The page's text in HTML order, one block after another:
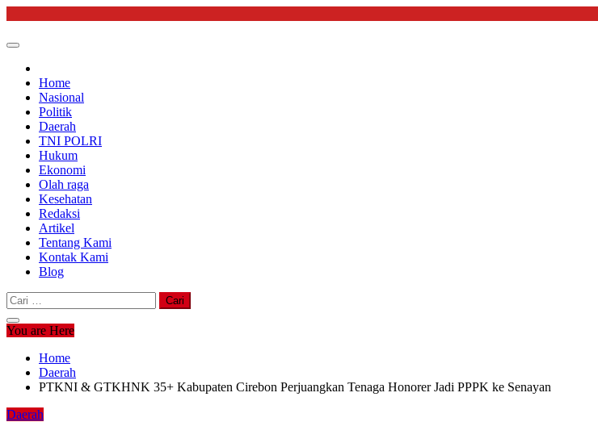
content
Home
Nasional
Politik
Daerah
TNI POLRI
Hukum
Ekonomi
Olah raga
Kesehatan
Redaksi
Artikel
Tentang Kami
Kontak Kami
Blog
Cari
untuk:
You are Here
Home
Daerah
PTKNI & GTKHNK 35+ Kabupaten Cirebon Perjuangkan Tenaga Honorer Jadi PPPK ke Senayan
Daerah